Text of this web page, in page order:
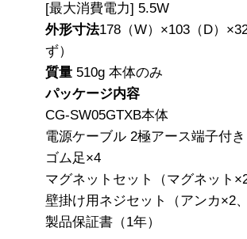
[最大消費電力] 5.5W
外形寸法178（W）×103（D）
ず）
質量 510g 本体のみ
パッケージ内容
CG-SW05GTXB本体
電源ケーブル 2極アース端子付
ゴム足×4
マグネットセット（マグネット
壁掛け用ネジセット（アンカ×2
製品保証書（1年）